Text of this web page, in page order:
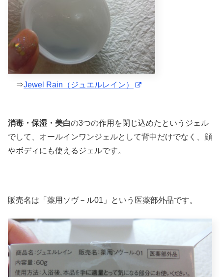
⇒Jewel Rain（ジュエルレイン）
消毒・保湿・美白の3つの作用を閉じ込めたというジェル
でして、オールインワンジェルとして背中だけでなく、顔
やボディにも使えるジェルです。
販売名は「薬用ソヴ－ル01」という医薬部外品です。